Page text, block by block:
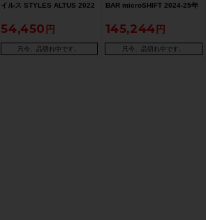
イルス STYLES ALTUS 2022
サイズ グロスベージュ 【お買
い得SALE】
54,450
只今、品切れ中です。
BAR microSHIFT 2024-25年
リムブルー ☆
145,244
只今、品切れ中です。